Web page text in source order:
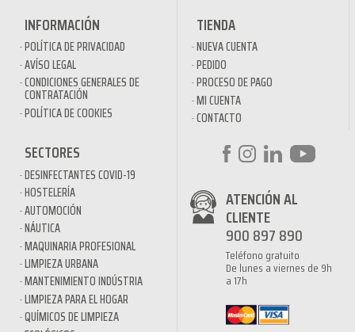
INFORMACIÓN
POLÍTICA DE PRIVACIDAD
AVÍSO LEGAL
CONDICIONES GENERALES DE
CONTRATACIÓN
POLÍTICA DE COOKIES
TIENDA
NUEVA CUENTA
PEDIDO
PROCESO DE PAGO
MI CUENTA
CONTACTO
SECTORES
DESINFECTANTES COVID-19
HOSTELERÍA
AUTOMOCIÓN
NÁUTICA
MAQUINARIA PROFESIONAL
LIMPIEZA URBANA
MANTENIMIENTO INDÚSTRIA
LIMPIEZA PARA EL HOGAR
QUÍMICOS DE LIMPIEZA
ATENCIÓN AL
CLIENTE
900 897 890
Teléfono gratuito
De lunes a viernes de 9h
a 17h